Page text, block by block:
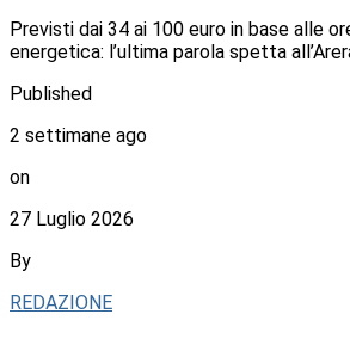
Previsti dai 34 ai 100 euro in base alle
energetica: l’ultima parola spetta
Published
2 settimane ago
on
27 Luglio 2026
By
REDAZIONE